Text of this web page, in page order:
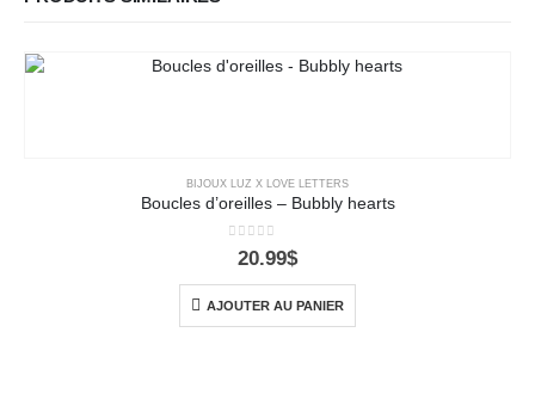
BIJOUX LUZ X LOVE LETTERS
Boucles d’oreilles – Bubbly hearts
out of 5
20.99$
AJOUTER AU PANIER